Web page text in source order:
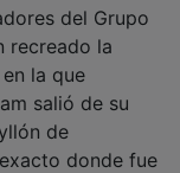
del Grupo
recreado la
la que
salió de su
de
donde fue